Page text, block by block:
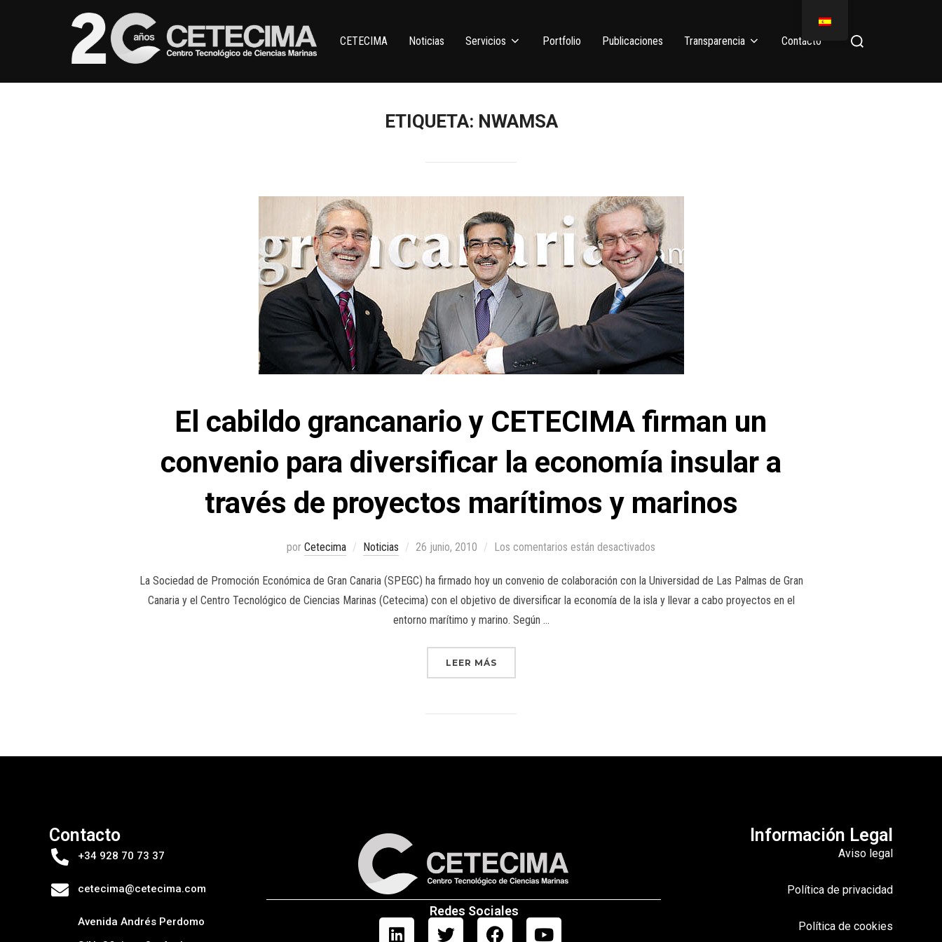
CETECIMA Noticias Servicios Portfolio Publicaciones Transparencia Contacto
ETIQUETA: NWAMSA
El cabildo grancanario y CETECIMA firman un
convenio para diversificar la economía insular a
través de proyectos marítimos y marinos
por Cetecima Noticias 26 junio, 2010 Los comentarios están desactivados
La Sociedad de Promoción Económica de Gran Canaria (SPEGC) ha firmado hoy un convenio de colaboración con la Universidad de Las Palmas de Gran
Canaria y el Centro Tecnológico de Ciencias Marinas (Cetecima) con el objetivo de diversificar la economía de la isla y llevar a cabo proyectos en el
entorno marítimo y marino. Según …
LEER MÁS
Contacto
+34 928 70 73 37
cetecima@cetecima.com
Avenida Andrés Perdomo
Redes Sociales
Información Legal
Aviso legal
Política de privacidad
Política de cookies